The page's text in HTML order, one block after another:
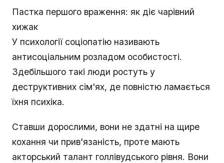
Пастка першого враження: як діє чарівний
хижак
У психології соціопатію називають
антисоціальним розладом особистості.
Здебільшого такі люди ростуть у
деструктивних сім'ях, де повністю ламається
їхня психіка.
Ставши дорослими, вони не здатні на щире
кохання чи прив'язаність, проте мають
акторський талант голлівудського рівня. Вони